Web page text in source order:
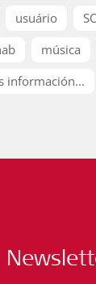
usuário
música
información...